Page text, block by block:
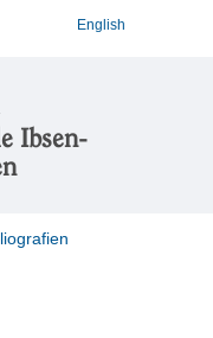
English
Ibsen-